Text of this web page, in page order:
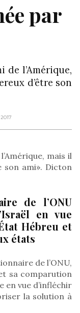
par
de l’Amérique,
d’être son
mais il
son ami». Dicton
de l’ONU
en vue
Hébreu et
états
de l’ONU,
sa comparution
en vue d’infléchir
la solution à